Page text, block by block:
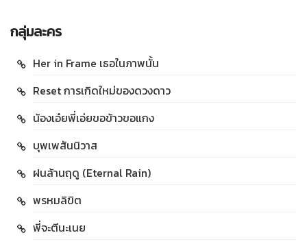
กลุ่มละคร
Her in Frame เธอในภาพนั้น
Reset การเกิดใหม่ของดวงดาว
น้องเอ๋ยพี่เอ่ยขอข้าวขอแกง
บุพเพสันนิวาส
ฝนล้านฤดู (Eternal Rain)
พรหมลิขิต
พี่จะตีนะเนย